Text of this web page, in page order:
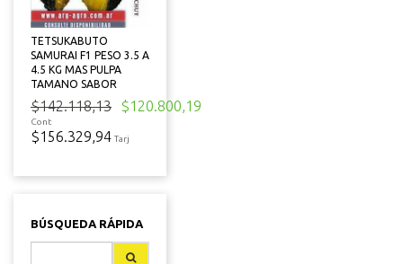
TETSUKABUTO
SAMURAI F1 PESO 3.5 A
4.5 KG MAS PULPA
TAMANO SABOR
$142.118,13 $120.800,19
Cont
$156.329,94 Tarj
BÚSQUEDA RÁPIDA